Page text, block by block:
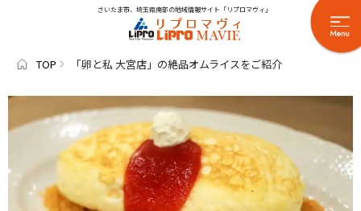
さいたま市、埼玉県南部の地域情報サイト「リプロマヴィ」
TOP 「卵と私 大宮店」の絶品オムライスをご紹介